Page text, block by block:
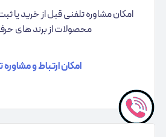
امکان مشاوره تلفنی قبل از خرید
محصولات از برند های
امکان ارتباط و